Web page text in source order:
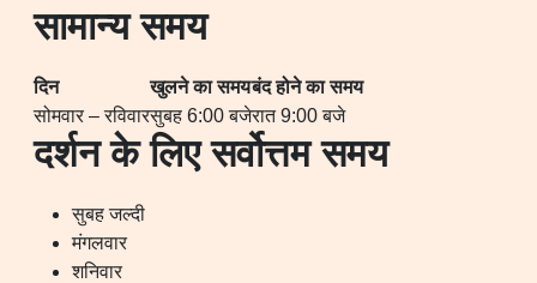
सामान्य समय
दिन खुलने का समयबंद होने का समय
सोमवार – रविवारसुबह 6:00 बजेरात 9:00 बजे
दर्शन के लिए सर्वोत्तम समय
सुबह जल्दी
मंगलवार
शनिवार